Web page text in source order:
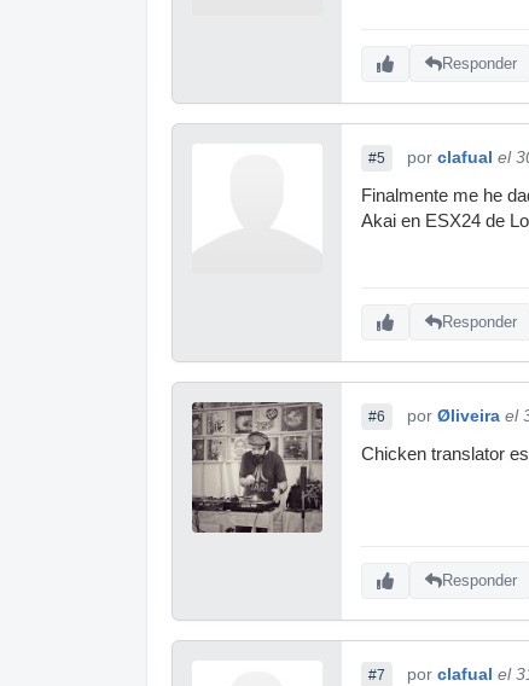
Responder
#5 por clafual el
Finalmente me he
Akai en ESX24 de
Responder
#6 por Øliveira el
Chicken translator
Responder
#7 por clafual el